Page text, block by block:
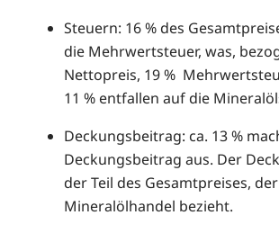
Steuern: 16 % des
die Mehrwertsteuer, was,
Nettopreis, 19 %
11 % entfallen auf die
Deckungsbeitrag: ca. 13 %
Deckungsbeitrag aus. Der
der Teil des Gesamtpreises,
Mineralölhandel bezieht.